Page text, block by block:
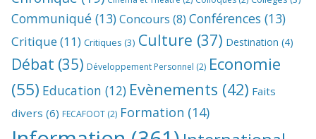
Communiqué (13)Concours (8) Conférences (13)
Critique(11) Critiques (3) Culture (37) Destination (4)
Débat (35) Développement Personnel (2) Economie
(55) Education (12) Evènements (42) Faits
divers (6) FECAFOOT (2) Formation (14)